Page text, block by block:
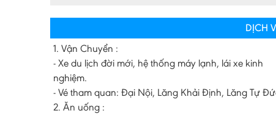
DỊCH
1. Vận Chuyển :
- Xe du lịch đời mới, hệ thống máy lạnh, lái xe kinh
nghiệm.
- Vé tham quan: Đại Nội, Lăng Khải Định, Lăng Tự
2. Ăn uống :